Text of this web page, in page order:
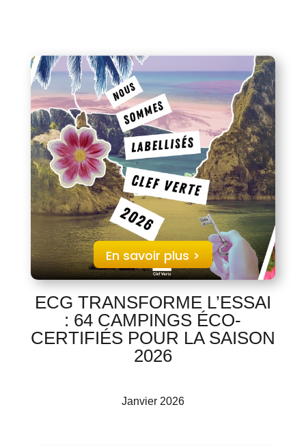
En savoir plus >
ECG TRANSFORME L’ESSAI
: 64 CAMPINGS ÉCO-
CERTIFIÉS POUR LA SAISON
2026
Janvier 2026